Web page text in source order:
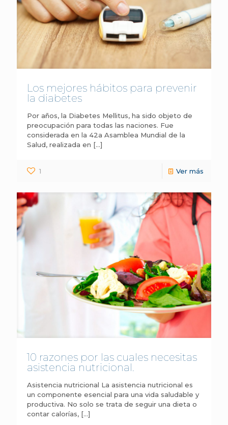
Los mejores hábitos para prevenir
la diabetes
Por años, la Diabetes Mellitus, ha sido objeto de
preocupación para todas las naciones. Fue
considerada en la 42a Asamblea Mundial de la
Salud, realizada en […]
1 Ver más
10 razones por las cuales necesitas
asistencia nutricional.
Asistencia nutricional La asistencia nutricional es
un componente esencial para una vida saludable y
productiva. No solo se trata de seguir una dieta o
contar calorías, […]